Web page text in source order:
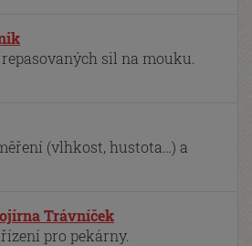
sil na mouku.
(vlhkost, hustota…) a
Trávníček
pro pekárny.